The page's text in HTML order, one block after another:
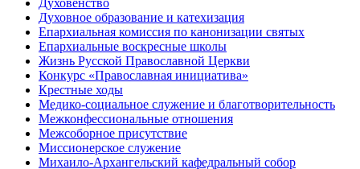
Духовное образование и катехизация
Епархиальная комиссия по канонизации святых
Епархиальные воскресные школы
Жизнь Русской Православной Церкви
Конкурс «Православная инициатива»
Крестные ходы
Медико-социальное служение и благотворительность
Межконфессиональные отношения
Межсоборное присутствие
Миссионерское служение
Михаило-Архангельский кафедральный собор